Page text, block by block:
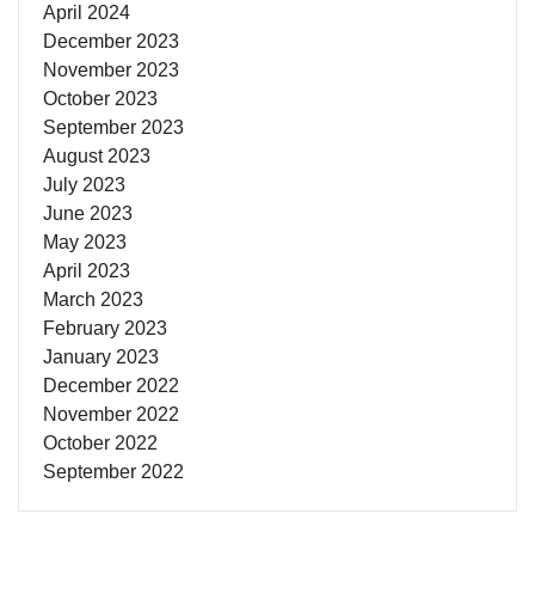
April 2024
December 2023
November 2023
October 2023
September 2023
August 2023
July 2023
June 2023
May 2023
April 2023
March 2023
February 2023
January 2023
December 2022
November 2022
October 2022
September 2022